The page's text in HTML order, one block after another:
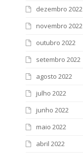
dezembro 2022
novembro 2022
outubro 2022
setembro 2022
agosto 2022
julho 2022
junho 2022
maio 2022
abril 2022